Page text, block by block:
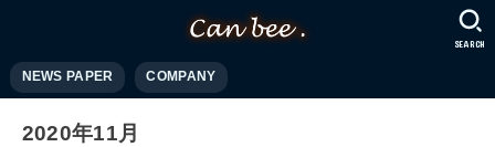
NEWS PAPER COMPANY
SEARCH
2020年11月